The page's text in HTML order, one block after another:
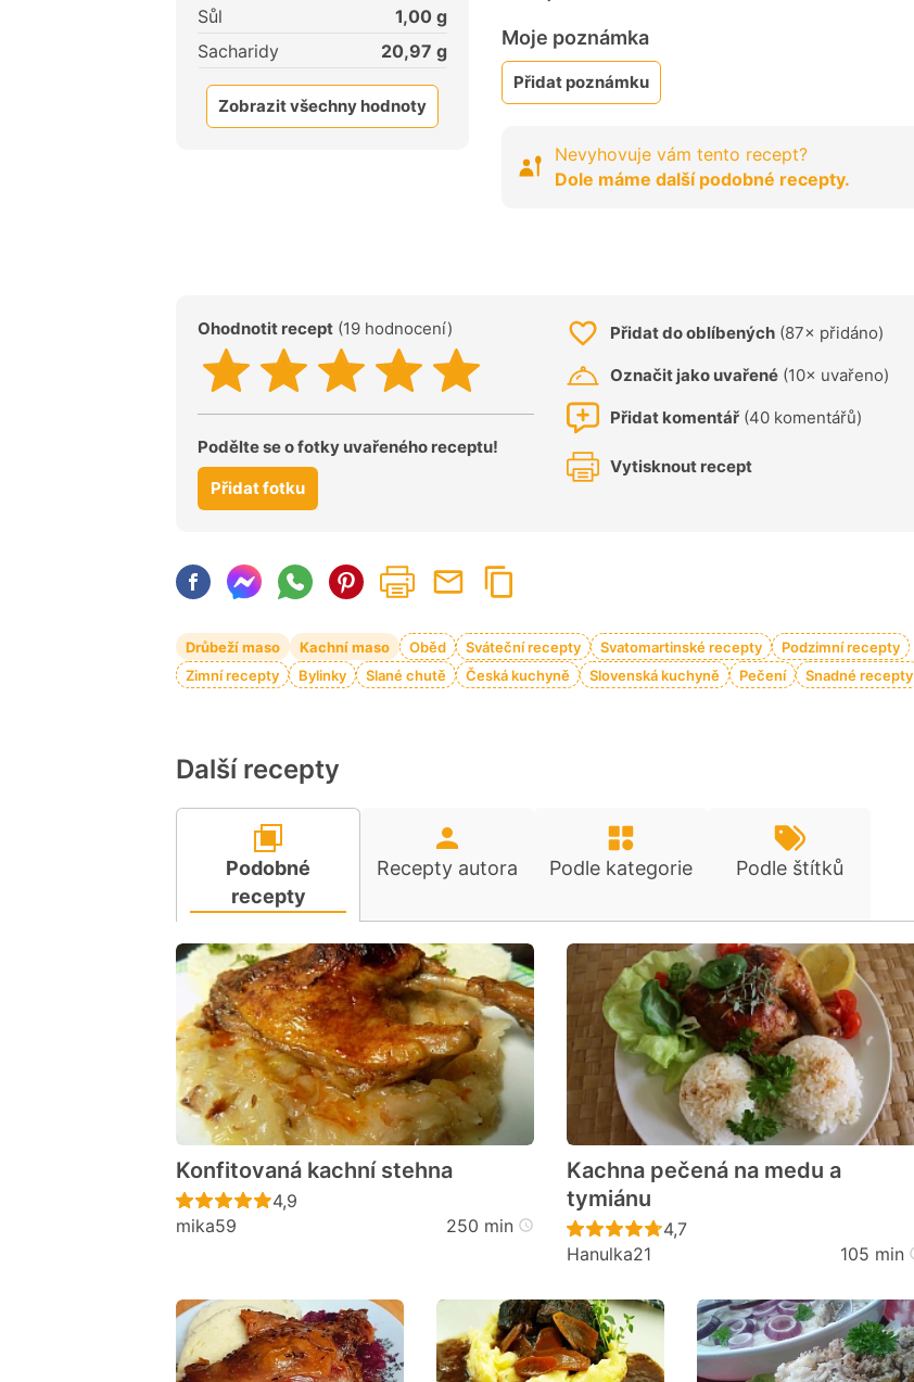
Sůl
1,00 g
Sacharidy
20,97 g
Zobrazit všechny hodnoty
Moje poznámka
Přidat poznámku
Nevyhovuje vám tento recept?
Dole máme další podobné recepty.
Ohodnotit recept (19 hodnocení)
Podělte se o fotky uvařeného receptu!
Přidat fotku
Přidat do oblíbených (87× přidáno)
Označit jako uvařené (10× uvařeno)
Přidat komentář (40 komentářů)
Vytisknout recept
Drůbeží maso Kachní maso Oběd Sváteční recepty Svatomartinské recepty
Podzimní recepty
Zimní recepty
Bylinky Slané chutě Česká kuchyně Slovenská kuchyně Pečení Snadné recepty
Další recepty
Podobné
recepty
Recepty autora Podle kategorie Podle štítků
Konfitovaná kachní stehna
Recept ještě nebyl hodnocen
4,9
mika59
250 min
Kachna pečená na medu a
tymiánu
Recept ještě nebyl hodnocen
4,7
Hanulka21
105 min